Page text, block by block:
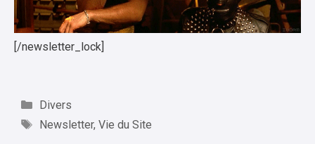
[/newsletter_lock]
Catégories
Divers
Étiquettes
Newsletter, Vie du Site